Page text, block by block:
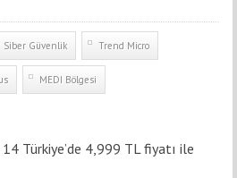
Siber Güvenlik Trend Micro
MEDI Bölgesi
Türkiye’de 4,999 TL fiyatı ile